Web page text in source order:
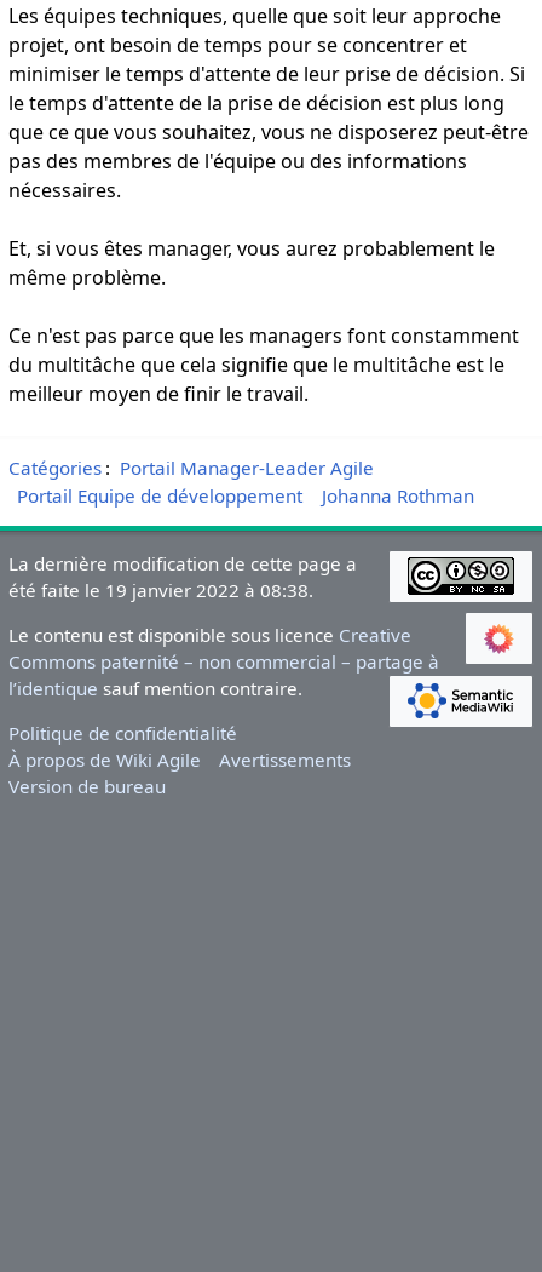
Les équipes techniques, quelle que soit leur approche
projet, ont besoin de temps pour se concentrer et
minimiser le temps d'attente de leur prise de décision. Si
le temps d'attente de la prise de décision est plus long
que ce que vous souhaitez, vous ne disposerez peut-être
pas des membres de l'équipe ou des informations
nécessaires.
Et, si vous êtes manager, vous aurez probablement le
même problème.
Ce n'est pas parce que les managers font constamment
du multitâche que cela signifie que le multitâche est le
meilleur moyen de finir le travail.
Catégories: Portail Manager-Leader Agile
Portail Equipe de développement
Johanna Rothman
La dernière modification de cette page a
été faite le 19 janvier 2022 à 08:38.
Le contenu est disponible sous licence Creative
Commons paternité – non commercial – partage à
l’identique sauf mention contraire.
Politique de confidentialité
À propos de Wiki Agile
Avertissements
Version de bureau